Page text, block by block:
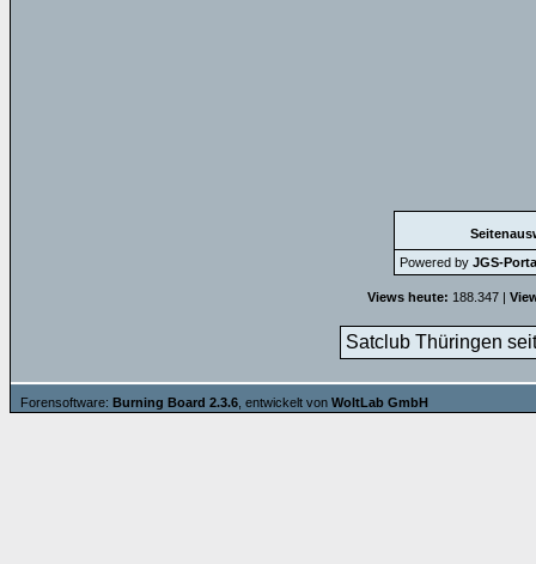
Powered by JGS-
Views heute: 188.347 |
Satclub Thüringen
Forensoftware: Burning Board 2.3.6 , entwickelt von WoltLab GmbH